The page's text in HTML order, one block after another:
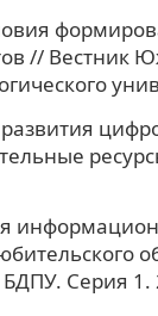
// Вестник
БДПУ. Серия